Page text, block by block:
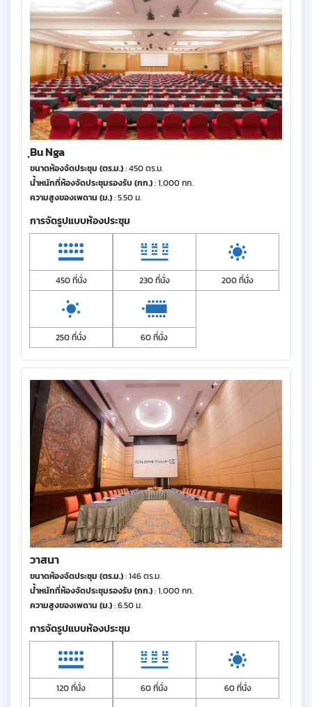
ฺBu Nga
ขนาดห้องจัดประชุม (ตร.ม.): 450 ตร.ม.
น้ำหนักที่ห้องจัดประชุมรองรับ (กก.): 1,000 กก.
ความสูงของเพดาน (ม.): 5.50 ม.
การจัดรูปแบบห้องประชุม
450 ที่นั่ง 230 ที่นั่ง 200 ที่นั่ง
250 ที่นั่ง 60 ที่นั่ง
วาสนา
ขนาดห้องจัดประชุม (ตร.ม.): 146 ตร.ม.
น้ำหนักที่ห้องจัดประชุมรองรับ (กก.): 1,000 กก.
ความสูงของเพดาน (ม.): 6.50 ม.
การจัดรูปแบบห้องประชุม
120 ที่นั่ง 60 ที่นั่ง 60 ที่นั่ง